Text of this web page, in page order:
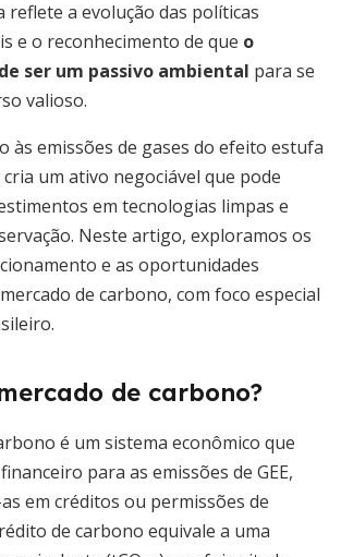
reflete a evolução das políticas
e o reconhecimento de que o
ser um passivo ambiental para se
valioso.
às emissões de gases do efeito estufa
cria um ativo negociável que pode
em tecnologias limpas e
Neste artigo, exploramos os
e as oportunidades
de carbono, com foco especial
de carbono?
é um sistema econômico que
para as emissões de GEE,
em créditos ou permissões de
de carbono equivale a uma